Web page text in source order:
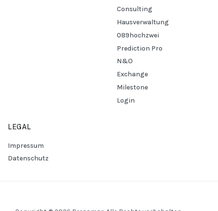
Consulting
Hausverwaltung
089hochzwei
Prediction Pro
N&O
Exchange
Milestone
Login
LEGAL
Impressum
Datenschutz